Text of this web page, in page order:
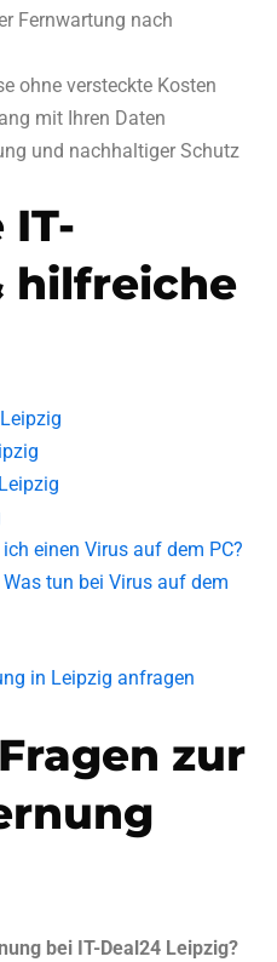
Fernwartung nach
ohne versteckte Kosten
mit Ihren Daten
und nachhaltiger Schutz
IT-
hilfreiche
einen Virus auf dem PC?
tun bei Virus auf dem
in Leipzig anfragen
zur
bei IT-Deal24 Leipzig?